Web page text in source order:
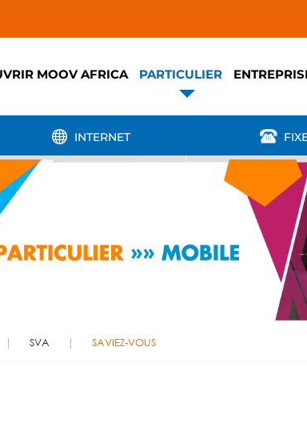
MOOV AFRICA PARTICULIER
INTERNET
SVA SAVIEZ-VOUS